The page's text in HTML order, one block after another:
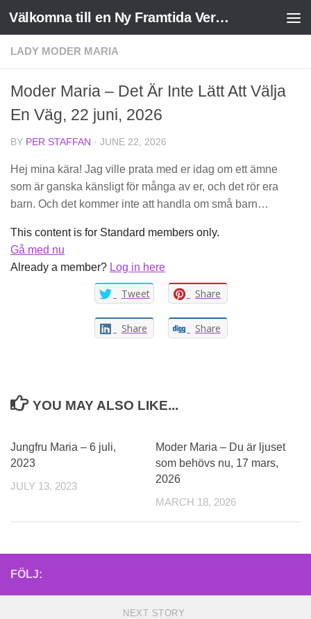
Skip to content Välkomna till en Ny Framtida Verklighet
LADY MODER MARIA
Moder Maria – Det Är Inte Lätt Att Välja
En Väg, 22 juni, 2026
BY PER STAFFAN · JUNE 22, 2026
Hej mina kära! Jag ville prata med er idag om ett ämne
som är ganska känsligt för många av er, och det rör era
barn. Och det kommer inte att handla om små barn…
This content is for Standard members only.
Gå med nu
Already a member? Log in here
Tweet Share
Share Share
YOU MAY ALSO LIKE...
Jungfru Maria – 6 juli,
2023
JULY 13, 2023
Moder Maria – Du är ljuset
som behövs nu, 17 mars,
2026
MARCH 18, 2026
FÖLJ:
NEXT STORY